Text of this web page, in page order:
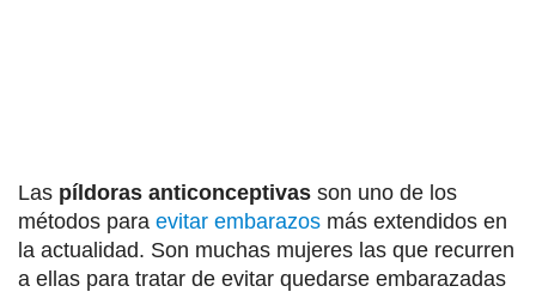
Las píldoras anticonceptivas son uno de los
métodos para evitar embarazos más extendidos en
la actualidad. Son muchas mujeres las que recurren
a ellas para tratar de evitar quedarse embarazadas